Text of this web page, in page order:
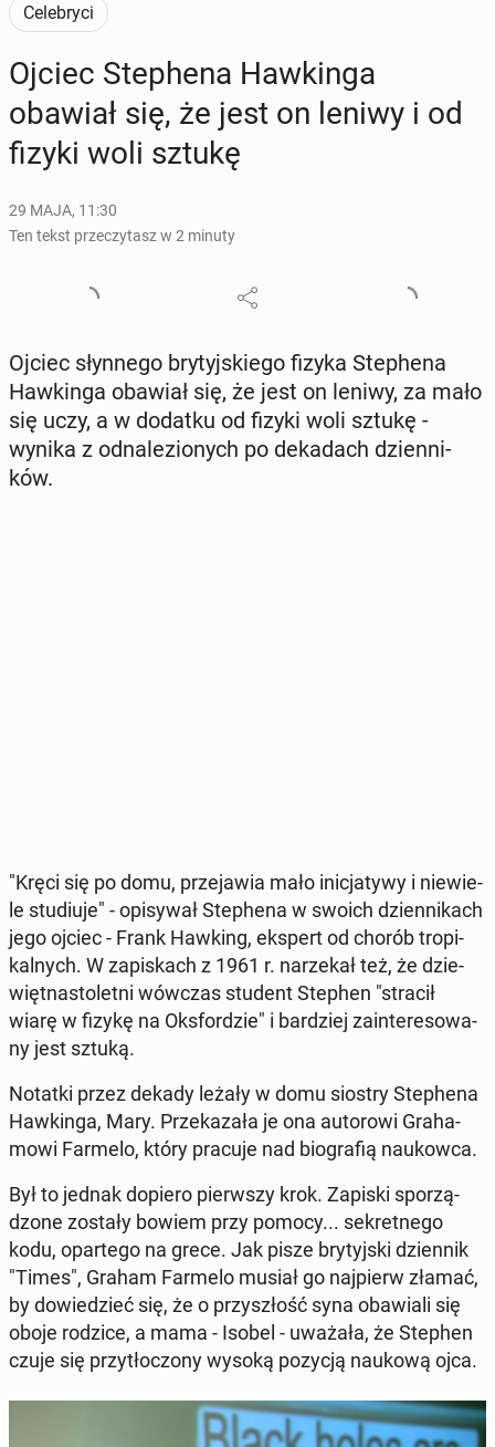
Celebryci
Ojciec Ste­phe­na Haw­kin­ga
obawiał się, że jest on leniwy i od
fizyki woli sztukę
29 MAJA, 11:30
Ten tekst przeczytasz w 2 minuty
Ojciec słyn­ne­go bry­tyj­skie­go fizyka Ste­phe­na
Haw­kin­ga obawiał się, że jest on leniwy, za mało
się uczy, a w dodatku od fizyki woli sztukę -
wynika z od­na­le­zio­nych po de­ka­dach dzien­ni­
ków.
"Kręci się po domu, prze­ja­wia mało ini­cja­ty­wy i nie­wie­
le stu­diu­je" - opi­sy­wał Ste­phe­na w swoich dzien­ni­kach
jego ojciec - Frank Hawking, ekspert od chorób tro­pi­
kal­nych. W za­pi­skach z 1961 r. na­rze­kał też, że dzie­
więt­na­sto­let­ni wówczas student Stephen "stracił
wiarę w fizykę na Oks­for­dzie" i bar­dziej za­in­te­re­so­wa­
ny jest sztuką.
Notatki przez dekady leżały w domu siostry Ste­phe­na
Haw­kin­ga, Mary. Prze­ka­za­ła je ona au­to­ro­wi Gra­ha­
mo­wi Farmelo, który pracuje nad bio­gra­fią na­ukow­ca.
Był to jednak dopiero pierw­szy krok. Zapiski spo­rzą­
dzo­ne zostały bowiem przy pomocy... se­kret­ne­go
kodu, opar­te­go na grece. Jak pisze bry­tyj­ski dzien­nik
"Times", Graham Farmelo musiał go naj­pierw złamać,
by do­wie­dzieć się, że o przy­szłość syna oba­wia­li się
oboje rodzice, a mama - Isobel - uważała, że Stephen
czuje się przy­tło­czo­ny wysoką pozycją naukową ojca.